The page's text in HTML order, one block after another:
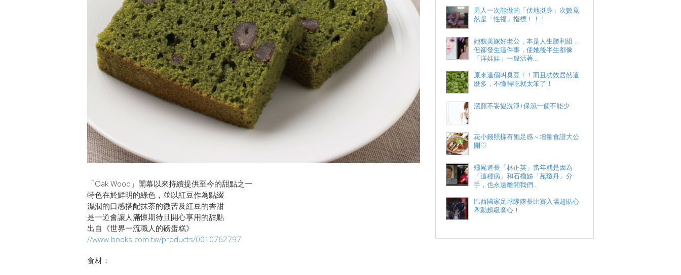
「Oak Wood」開幕以來持續提供至今的甜點之一
特色在於鮮明的綠色，並以紅豆作為點綴
濕潤的口感搭配抹茶的微苦及紅豆的香甜
是一道會讓人滿懷期待且開心享用的甜點
出自《世界一流職人的磅蛋糕》
//www.books.com.tw/products/0010762797
食材：
男人一次能做的「伏地挺身」次數竟
然是「性福」指標！！！
她貌美嫁好老公，本是人生勝利組，
但卻發生這件事，使她後半生都像
「洋娃娃」一般活著…
原來這個叫臭豆！！而且功效居然這
麼多，不懂得吃就太笨了！
潔顏不妥協洗淨+保濕一個不能少
花小錢照樣有飽足感～增量食譜大公
開♡
殭屍道長「林正英」當年就是因為
「這種病」和石榴姊「苑瓊丹」分
手，也永遠離開我們...
巴西國家足球隊隊長比賽入場超貼心
舉動超級窩心！